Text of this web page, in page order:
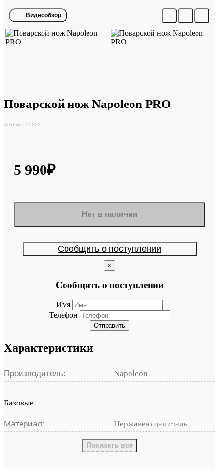
Видеообзор
Поварской нож Napoleon PRO
Артикул: 55202
5 990₽
Нет в наличии
Сообщить о поступлении
×
Сообщить о поступлении
Имя
Телефон
Отправить
Характеристики
Производитель: Napoleon
Базовые
Материал: Нержавеющая сталь
Показать все